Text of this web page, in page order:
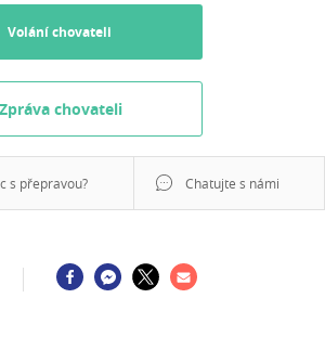
Volání chovateli
Zpráva chovateli
s přepravou? Chatujte s námi